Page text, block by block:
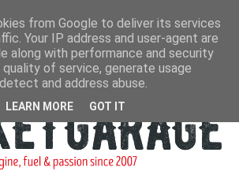
from Google to deliver its services
Your IP address and user-agent are
along with performance and security
of service, generate usage
and address abuse.
LEARN MORE GOT IT